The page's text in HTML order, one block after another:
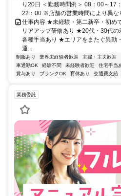
り20日 ＜勤務時間例＞ 08：00～17
22：00 ※店舗の営業時間により異な
仕事内容 ★未経験・第二新卒・初め
リアアップ研修あり ★20代・30代
各種手当あり ★エリアをまたぐ異動
運...
制服あり 業界未経験者歓迎 主婦・主夫歓迎
車通勤OK
経験不問 未経験者歓迎 住宅手当
賞与あり
ブランクOK 育休あり 交通費支給
業務委託